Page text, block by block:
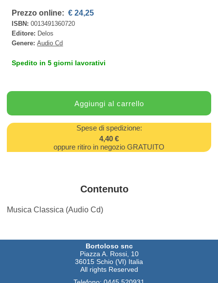
Prezzo online: € 24,25
ISBN:0013491360720
Editore: Delos
Genere:Audio Cd
Spedito in 5 giorni lavorativi
Spese di spedizione:
4,40 €
oppure ritiro in negozio GRATUITO
Contenuto
Musica Classica (Audio Cd)
Bortoloso snc
Piazza A. Rossi, 10
36015 Schio (VI) Italia
All rights Reserved